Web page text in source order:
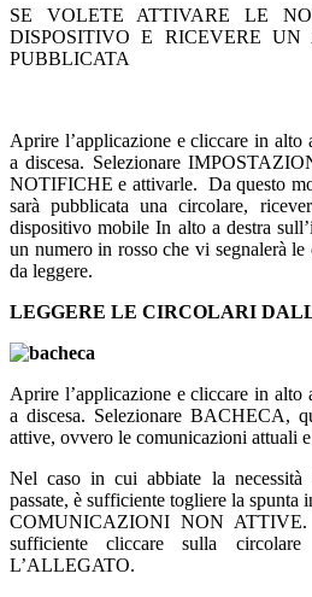
SE VOLETE ATTIVARE LE
DISPOSITIVO E RICEVERE
PUBBLICATA
Aprire l’applicazione e cliccare in alto
a discesa. Selezionare
NOTIFICHE e attivarle. Da questo
sarà pubblicata una circolare,
dispositivo mobile In alto a destra
un numero in rosso che vi segnalerà
da leggere.
LEGGERE LE CIRCOLARI
Aprire l’applicazione e cliccare in alto
a discesa. Selezionare BACHECA,
attive, ovvero le comunicazioni attuali
Nel caso in cui abbiate la necessità
passate, è sufficiente togliere la
COMUNICAZIONI NON ATTIVE.
sufficiente cliccare sulla
L’ALLEGATO.